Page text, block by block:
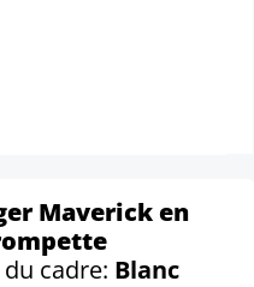
Maverick en
cadre: Blanc